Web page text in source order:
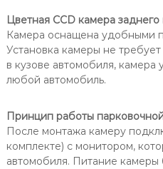
Цветная CCD камера заднего
Камера оснащена удобными
Установка камеры не
в кузове автомобиля, камера
любой автомобиль.
Принцип работы
После монтажа камеру
комплекте) с монитором,
автомобиля. Питание